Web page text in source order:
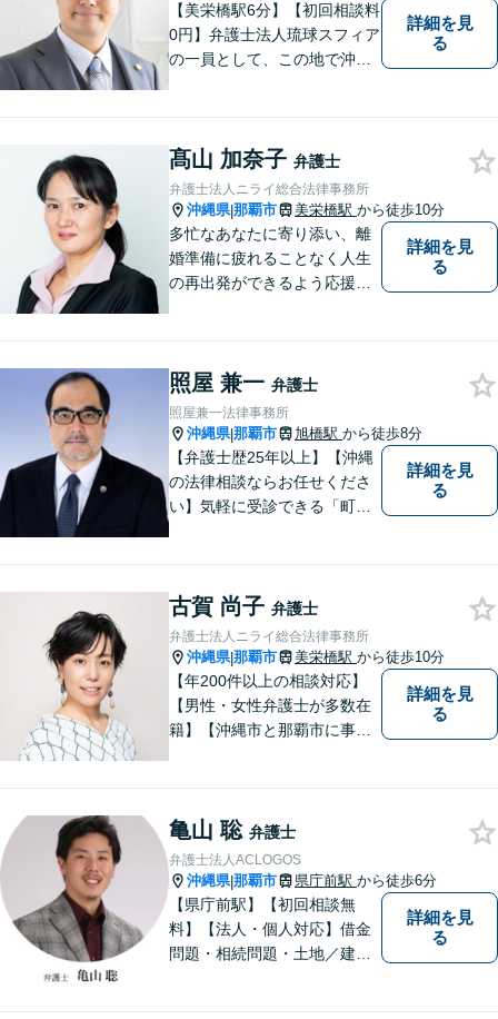
【美栄橋駅6分】【初回相談料
0円】弁護士法人琉球スフィア
の一員として、この地で沖縄
ございませんので、安心して
経験豊富な弁護士にご相談く
ださい。
詳細を見
る
髙山 加奈子 弁護士
弁護士法人ニライ総合法律事務所
沖縄県|那覇市 美栄橋駅 から徒歩10分
多忙なあなたに寄り添い、離
婚準備に疲れることなく人生
の再出発ができるよう応援し
詳細を見
る
照屋 兼一 弁護士
照屋兼一法律事務所
沖縄県|那覇市 旭橋駅 から徒歩8分
【弁護士歴25年以上】【沖縄
の法律相談ならお任せくださ
い】気軽に受診できる「町医
かし、ひとりでも多く悩まれ
ている方を救います。ぜひご
相談ください。
詳細を見
る
古賀 尚子 弁護士
弁護士法人ニライ総合法律事務所
沖縄県|那覇市 美栄橋駅 から徒歩10分
【年200件以上の相談対応】
【男性・女性弁護士が多数在
籍】【沖縄市と那覇市に事務
らではの習慣」を熟知した弁
護士が多数在籍。
詳細を見
る
亀山 聡 弁護士
弁護士法人ACLOGOS
沖縄県|那覇市 県庁前駅 から徒歩6分
【県庁前駅】【初回相談無
料】【法人・個人対応】借金
問題・相続問題・土地／建物
詳細を見
る